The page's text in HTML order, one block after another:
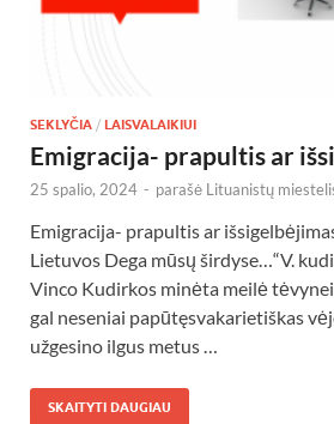
SEKLYČIA / LAISVALAIKIUI
Emigracija- prapultis ar
25 spalio, 2024 - parašė Lituanistų
Emigracija- prapultis ar
Lietuvos Dega mūsų širdyse…“V.
Vinco Kudirkos minėta meilė
gal neseniai papūtęsvakarietiškas
užgesino ilgus metus …
SKAITYTI DAUGIAU